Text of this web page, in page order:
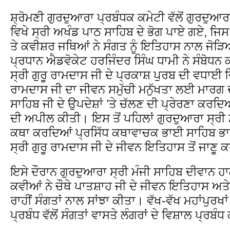
ਸ਼੍ਰੋਮਣੀ ਗੁਰਦੁਆਰਾ ਪ੍ਰਬੰਧਕ ਕਮੇਟੀ ਵੱਲੋਂ ਗੁਰਦੁਆਰਾ
ਵਿਖੇ ਸ੍ਰੀ ਅਖੰਡ ਪਾਠ ਸਾਹਿਬ ਦੇ ਭੋਗ ਪਾਏ ਗਏ,
ਤੇ ਕਵੀਸ਼ਰ ਜਥਿਆਂ ਨੇ ਸੰਗਤ ਨੂੰ ਇਤਿਹਾਸ ਨਾਲ
ਪ੍ਰਧਾਨ ਐਡਵੋਕੇਟ ਹਰਜਿੰਦਰ ਸਿੰਘ ਧਾਮੀ ਨੇ ਸੰਬੋਧਨ
ਸ੍ਰੀ ਗੁਰੂ ਰਾਮਦਾਸ ਜੀ ਦੇ ਪ੍ਰਕਾਸ਼ ਪੁਰਬ ਦੀ ਵਧਾਈ
ਰਾਮਦਾਸ ਜੀ ਦਾ ਜੀਵਨ ਸਮੁੱਚੀ ਮਨੁੱਖਤਾ ਲਈ
ਸਾਹਿਬ ਜੀ ਦੇ ਉਪਦੇਸ਼ਾਂ ’ਤੇ ਚੱਲਣ ਦੀ ਪ੍ਰੇਰਣਾ
ਦੀ ਅਪੀਲ ਕੀਤੀ। ਇਸ ਤੋਂ ਪਹਿਲਾਂ ਗੁਰਦੁਆਰਾ ਸ੍ਰੀ
ਕਥਾ ਕਰਦਿਆਂ ਪ੍ਰਸਿੱਧ ਕਥਾਵਾਚਕ ਭਾਈ ਸਾਹਿਬ
ਸ੍ਰੀ ਗੁਰੂ ਰਾਮਦਾਸ ਜੀ ਦੇ ਜੀਵਨ ਇਤਿਹਾਸ ਤੋਂ
ਇਸੇ ਦੌਰਾਨ ਗੁਰਦੁਆਰਾ ਸ੍ਰੀ ਮੰਜੀ ਸਾਹਿਬ ਦੀਵਾਨ
ਕਵੀਆਂ ਨੇ ਚੌਥੇ ਪਾਤਸ਼ਾਹ ਜੀ ਦੇ ਜੀਵਨ ਇਤਿਹਾਸ ਅਤੇ
ਰਾਹੀਂ ਸੰਗਤਾਂ ਨਾਲ ਸਾਂਝਾ ਕੀਤਾ। ਵੱਖ-ਵੱਖ
ਪ੍ਰਬੰਧ ਵੱਲੋਂ ਸੰਗਤਾਂ ਵਾਸਤੇ ਲੰਗਰਾਂ ਦੇ ਵਿਸ਼ਾਲ